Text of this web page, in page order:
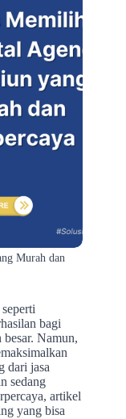
Murah dan
bagi
Namun,
dari jasa
sedang
artikel
yang bisa